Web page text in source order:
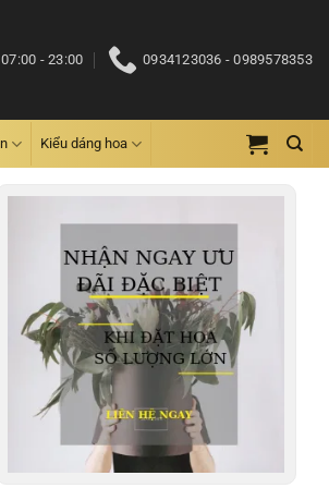
07:00 - 23:00 0934123036 - 0989578353
Kiểu dáng hoa